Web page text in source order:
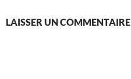
LAISSER UN COMMENTAIRE